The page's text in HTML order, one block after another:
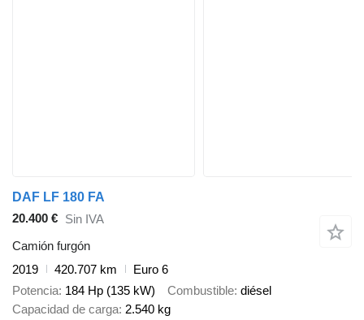
DAF LF 180 FA
20.400 € Sin IVA
Camión furgón
2019
420.707 km
Euro 6
Potencia 184 Hp (135 kW) Combustible diésel
Capacidad de carga 2.540 kg